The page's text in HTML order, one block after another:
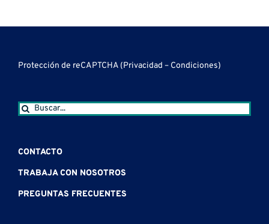
Protección de reCAPTCHA (Privacidad – Condiciones)
Buscar:
CONTACTO
TRABAJA CON NOSOTROS
PREGUNTAS FRECUENTES